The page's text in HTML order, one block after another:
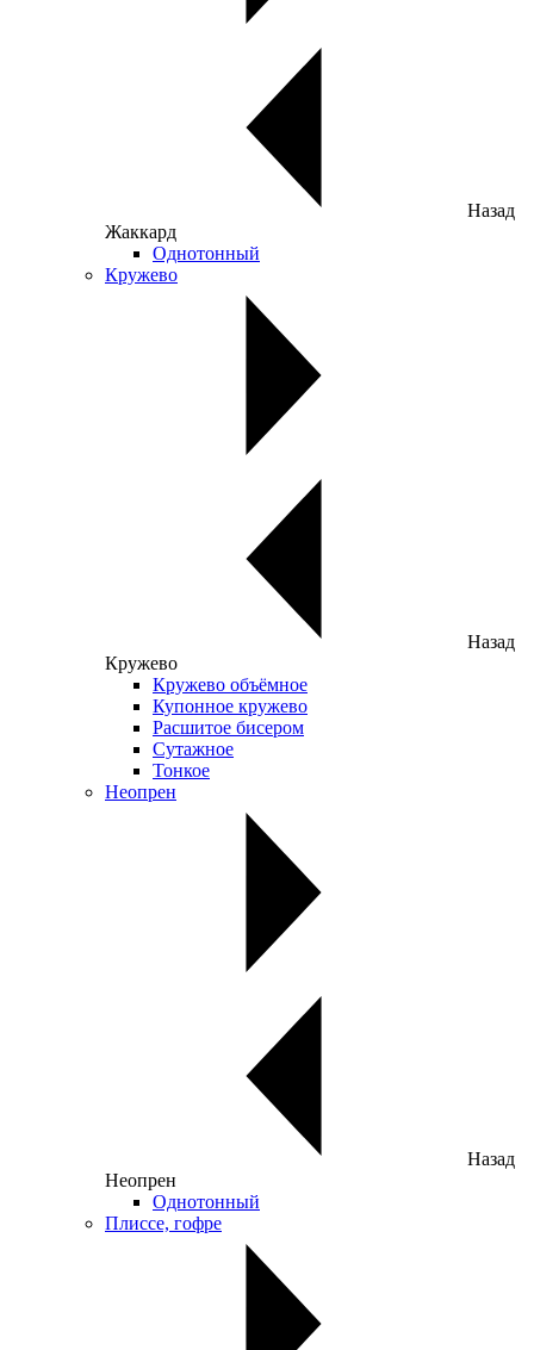
Назад
Жаккард
Однотонный
Кружево
Назад
Кружево
Кружево объёмное
Купонное кружево
Расшитое бисером
Сутажное
Тонкое
Неопрен
Назад
Неопрен
Однотонный
Плиссе, гофре